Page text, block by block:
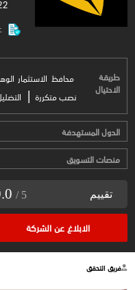
طريقة
الاحتيال
محافظ الاستثمار
نصب متكررة |
الدول المستهدفة
منصات التسويق
تقييم / 5
الابلاغ عن الشركة
فريق التحقق